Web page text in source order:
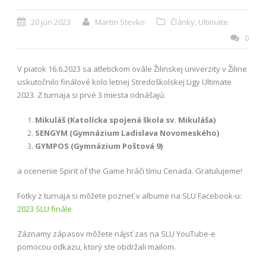
20 jún 2023 Martin Stevko Články Ultimate
0
V piatok 16.6.2023 sa atletickom ovále Žilinskej univerzity v Žiline
uskutočnilo finálové kolo letnej Stredoškolskej Ligy Ultimate
2023. Z turnaja si prvé 3 miesta odnášajú:
Mikuláš (Katolícka spojená škola sv. Mikuláša)
SENGYM (Gymnázium Ladislava Novomeského)
GYMPOS (Gymnázium Poštová 9)
a ocenenie Spirit of the Game hráči tímu Cenada. Gratulujeme!
Fotky z turnaja si môžete pozrieť v albume na SLU Facebook-u:
2023 SLU finále
Záznamy zápasov môžete nájsť zas na SLU YouTube-e
pomocou odkazu, ktorý ste obdržali mailom.